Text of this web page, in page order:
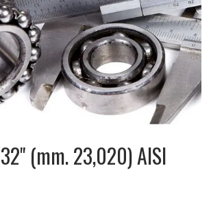
(mm. 23,020) AISI